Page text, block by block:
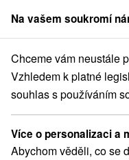
člen skupinySorger
Pobyty na Slovensku
Pobyty v akci
Kategorie
Na vašem soukromí
Chceme vám neustále
Vzhledem k platné
souhlas s používáním
Více o personalizaci a
Abychom věděli, co se